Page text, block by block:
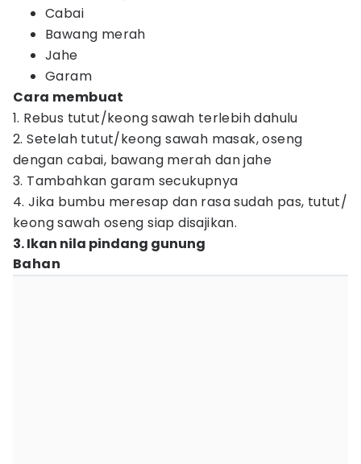
Cabai
Bawang merah
Jahe
Garam
Cara membuat
1. Rebus tutut/keong sawah terlebih dahulu
2. Setelah tutut/keong sawah masak, oseng
dengan cabai, bawang merah dan jahe
3. Tambahkan garam secukupnya
4. Jika bumbu meresap dan rasa sudah pas, tutut/
keong sawah oseng siap disajikan.
3. Ikan nila pindang gunung
Bahan